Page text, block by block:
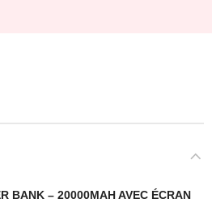
BANK – 20000MAH AVEC ÉCRAN